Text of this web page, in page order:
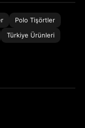
Polo Tişörtler
Türkiye Ürünleri